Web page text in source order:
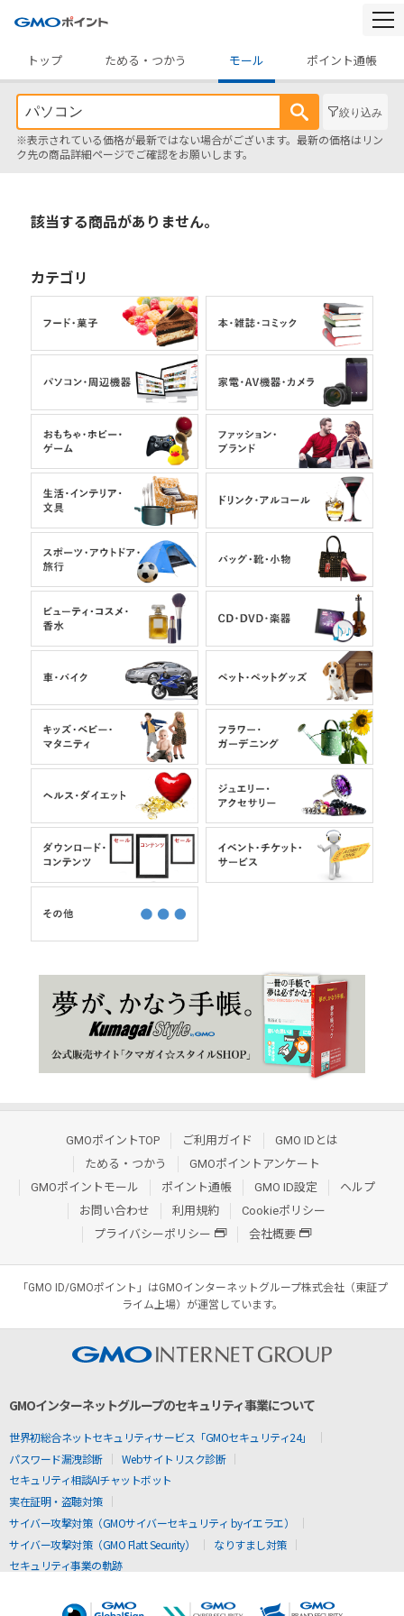
トップ
ためる・つかう モール ポイント通帳
絞り込み
※表示されている価格が最新ではない場合がございます。最新の価格はリン
ク先の商品詳細ページでご確認をお願いします。
該当する商品がありません。
カテゴリ
GMOポイントTOP ご利用ガイド
GMO IDとは
ためる・つかう
GMOポイントアンケート
GMOポイントモール
ポイント通帳 GMO ID設定
ヘルプ
お問い合わせ
利用規約
Cookieポリシー
プライバシーポリシー
会社概要
「GMO ID/GMOポイント」はGMOインターネットグループ株式会社（東証プ
ライム上場）が運営しています。
GMOインターネットグループのセキュリティ事業について
世界初総合ネットセキュリティサービス「GMOセキュリティ24」
パスワード漏洩診断
Webサイトリスク診断
セキュリティ相談AIチャットボット
実在証明・盗聴対策
サイバー攻撃対策（GMOサイバーセキュリティ byイエラエ）
サイバー攻撃対策（GMO Flatt Security）
なりすまし対策
セキュリティ事業の軌跡